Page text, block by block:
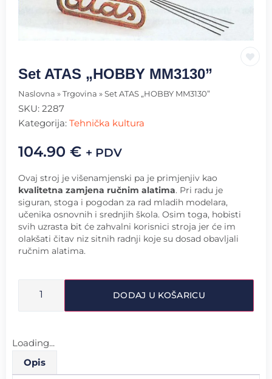
Set ATAS „HOBBY MM3130”
Naslovna » Trgovina » Set ATAS „HOBBY MM3130”
SKU: 2287
Kategorija: Tehnička kultura
104.90 € + PDV
Ovaj stroj je višenamjenski pa je primjenjiv kao
kvalitetna zamjena ručnim alatima. Pri radu je
siguran, stoga i pogodan za rad mladih modelara,
učenika osnovnih i srednjih škola. Osim toga, hobisti
svih uzrasta bit će zahvalni korisnici stroja jer će im
olakšati čitav niz sitnih radnji koje su dosad obavljali
ručnim alatima.
DODAJ U KOŠARICU
Loading...
Opis